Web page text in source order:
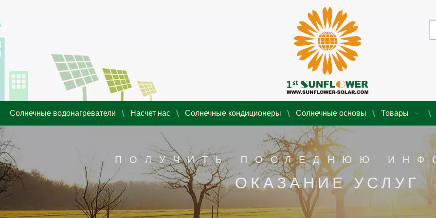
Солнечные водонагреватели Насчет нас Солнечные кондиционеры Солнечные основы Товары
ПОЛУЧИТЬ ПОСЛЕДНЮЮ
ОКАЗАНИЕ УСЛУГ